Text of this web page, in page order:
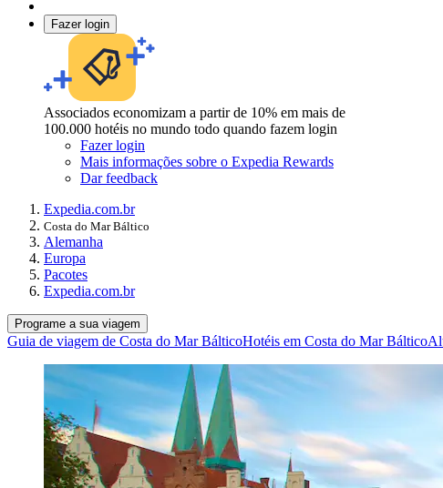
Fazer login
Associados economizam a partir de 10% em mais de
100.000 hotéis no mundo todo quando fazem login
Fazer login
Mais informações sobre o Expedia Rewards
Dar feedback
Expedia.com.br
Costa do Mar Báltico
Alemanha
Europa
Pacotes
Expedia.com.br
Programe a sua viagem
Guia de viagem de Costa do Mar BálticoHotéis em Costa do Mar Báltico